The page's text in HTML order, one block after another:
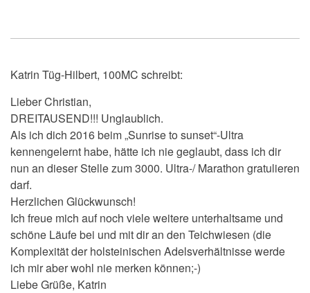
Katrin Tüg-Hilbert, 100MC schreibt:
Lieber Christian,
DREITAUSEND!!! Unglaublich.
Als ich dich 2016 beim „Sunrise to sunset“-Ultra
kennengelernt habe, hätte ich nie geglaubt, dass ich dir
nun an dieser Stelle zum 3000. Ultra-/ Marathon gratulieren
darf.
Herzlichen Glückwunsch!
Ich freue mich auf noch viele weitere unterhaltsame und
schöne Läufe bei und mit dir an den Teichwiesen (die
Komplexität der holsteinischen Adelsverhältnisse werde
ich mir aber wohl nie merken können;-)
Liebe Grüße, Katrin